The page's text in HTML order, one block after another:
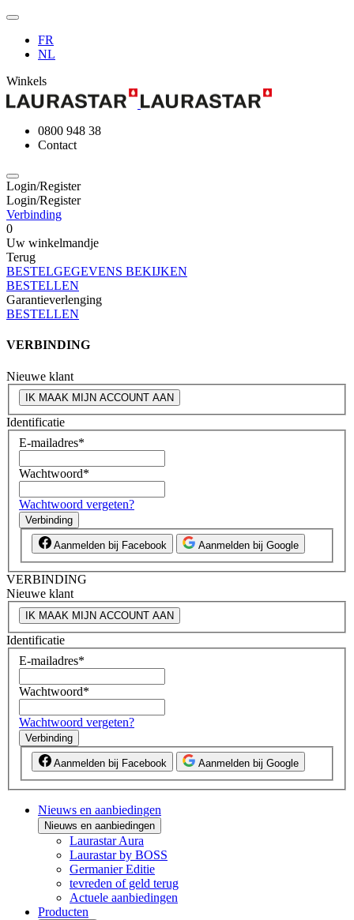
FR
NL
Winkels
0800 948 38
Contact
Login/Register
Login/Register
Verbinding
0
Uw winkelmandje
Terug
BESTELGEGEVENS BEKIJKEN
BESTELLEN
Garantieverlenging
BESTELLEN
VERBINDING
Nieuwe klant
IK MAAK MIJN ACCOUNT AAN
Identificatie
E-mailadres*
Wachtwoord*
Wachtwoord vergeten?
Verbinding
Aanmelden bij Facebook Aanmelden bij Google
VERBINDING
Nieuwe klant
IK MAAK MIJN ACCOUNT AAN
Identificatie
E-mailadres*
Wachtwoord*
Wachtwoord vergeten?
Verbinding
Aanmelden bij Facebook Aanmelden bij Google
Nieuws en aanbiedingen
Nieuws en aanbiedingen
Laurastar Aura
Laurastar by BOSS
Germanier Editie
tevreden of geld terug
Actuele aanbiedingen
Producten